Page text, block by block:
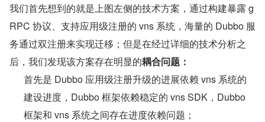
我们首先想到的就是上图左侧的技术方案，通过构建暴露 g
RPC 协议、支持应用级注册的 vns 系统，海量的 Dubbo 服
务通过双注册来实现迁移；但是在经过详细的技术分析之
后，我们发现该方案存在明显的耦合问题：
首先是 Dubbo 应用级注册升级的进展依赖 vns 系统的
建设进度，Dubbo 框架依赖稳定的 vns SDK，Dubbo
框架和 vns 系统之间存在进度依赖问题；